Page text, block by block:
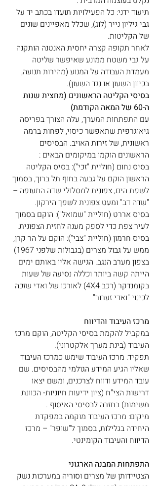
תיעוד ידני: כל הפעילויות תועדו בכתב יד על
גבי גיליון נייר (לוג), שכלל מאפיינים שונים
של הקליטות.
לאחר תקופה קצרה יחסית האנטנה הותקנה
על גבי משטח ממונע שאיפשר שליטה
מעמדת העבודה על המנוע (מהירות תנועה,
בכיוון השעון או נגד השעון).
בסיסי הקליטה הראשונים (מחצית שנות
ה-60 של המאה הקודמת)
עם התפתחות המערך, עלה הצורך בפריסה
גיאוגרפית שתאפשר כיסוי, לפחות ברמה
ראשונית, של זירות האויב. הבסיסים
הראשונים הוקמו במיקומים הבאים :
בסיס נחום (חוליית "זכי"): בסיס הקליטה
הראשון הוקם על גבעה בחוף תל ברוך, בסמוך
לשפת הים, צפונית למסלולי שדה התעופה –
"שדה דב" ומעט צפונית לשפך הירקון.
בסיס אררט (חוליית "שמואל"): הוקם בסמוך
לעיר צפת כדי לספק מענה לחזית הצפונית.
בסיס חרמון (חוליית "צבי"): הוקם על הר קרן,
ממש על גבול מצרים (בגבולות שלפני 1967)
בצפון מערב הנגב. הגישה אליו באותם ימים
הייתה קשה ביותר וכללה נסיעה של שעות
בקומנדקר (רכב 4X4) לאורכו של ואדי שזכה
לכינוי "ואדי זערור"
מרכז העיבוד והדיווח
במקביל להקמת בסיסי הקליטה, הוקם מרכז
העיבוד (בינת מערך אלקטרוני).
תפקיד: מרכז העיבוד שימש כמרכז העיבוד
שאליו הגיע המידע הגולמי מהבסיסים. שם
עובד המידע ודווח לצרכנים, ומשם יצאו
דרישות הצי"ח (ציון ידיעות חיוניות- הכוונת
משימות) בחזרה לבסיסי האיסוף .
מיקום: מרכז העיבוד מוקמה במפקדת
היחידה בגלילות, בסמוך ל"שופר" – מרכז
הדיווח והעיבוד הקומינטי.
התפתחות המבנה הארגוני
הצטיידותן של מצרים וסוריה במערכות נשק